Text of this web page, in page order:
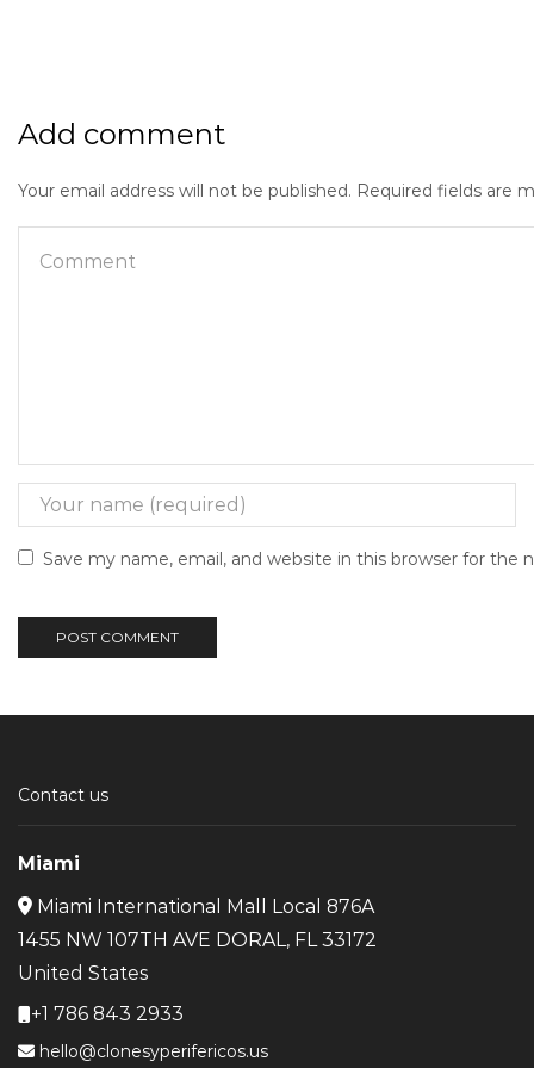
Add comment
Your email address will not be published. Required fields are
Save my name, email, and website in this browser for the
Contact us
Miami
Miami International Mall Local 876A
1455 NW 107TH AVE DORAL, FL 33172
United States
+1 786 843 2933
hello@clonesyperifericos.us